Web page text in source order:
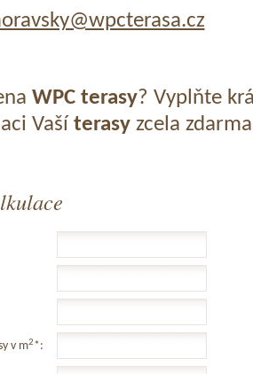
WPC terasy? Vyplňte
Vaší terasyzcela
v m2*: